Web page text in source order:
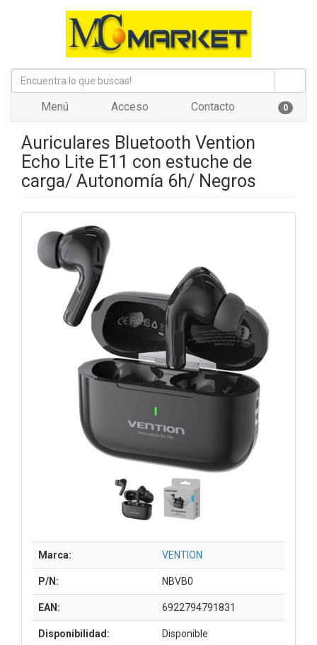
Menú Acceso Contacto 0
Auriculares Bluetooth Vention
Echo Lite E11 con estuche de
carga/ Autonomía 6h/ Negros
Marca: VENTION
P/N: NBVB0
EAN: 6922794791831
Disponibilidad: Disponible